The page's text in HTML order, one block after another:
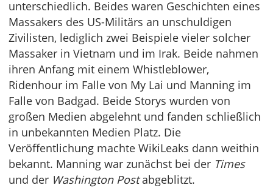
unterschiedlich. Beides waren Geschichten eines
Massakers des US-Militärs an unschuldigen
Zivilisten, lediglich zwei Beispiele vieler solcher
Massaker in Vietnam und im Irak. Beide nahmen
ihren Anfang mit einem Whistleblower,
Ridenhour im Falle von My Lai und Manning im
Falle von Badgad. Beide Storys wurden von
großen Medien abgelehnt und fanden schließlich
in unbekannten Medien Platz. Die
Veröffentlichung machte WikiLeaks dann weithin
bekannt. Manning war zunächst bei der Times
und der Washington Postabgeblitzt.